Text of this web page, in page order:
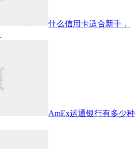
什么信用卡适合新手，
AmEx运通银行有多少种